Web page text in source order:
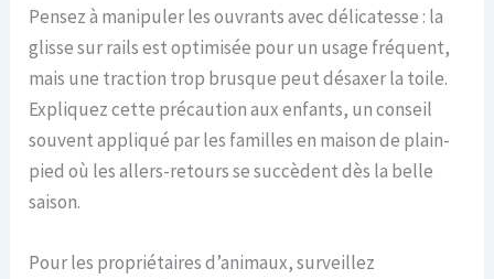
Pensez à manipuler les ouvrants avec délicatesse : la
glisse sur rails est optimisée pour un usage fréquent,
mais une traction trop brusque peut désaxer la toile.
Expliquez cette précaution aux enfants, un conseil
souvent appliqué par les familles en maison de plain-
pied où les allers-retours se succèdent dès la belle
saison.
Pour les propriétaires d’animaux, surveillez